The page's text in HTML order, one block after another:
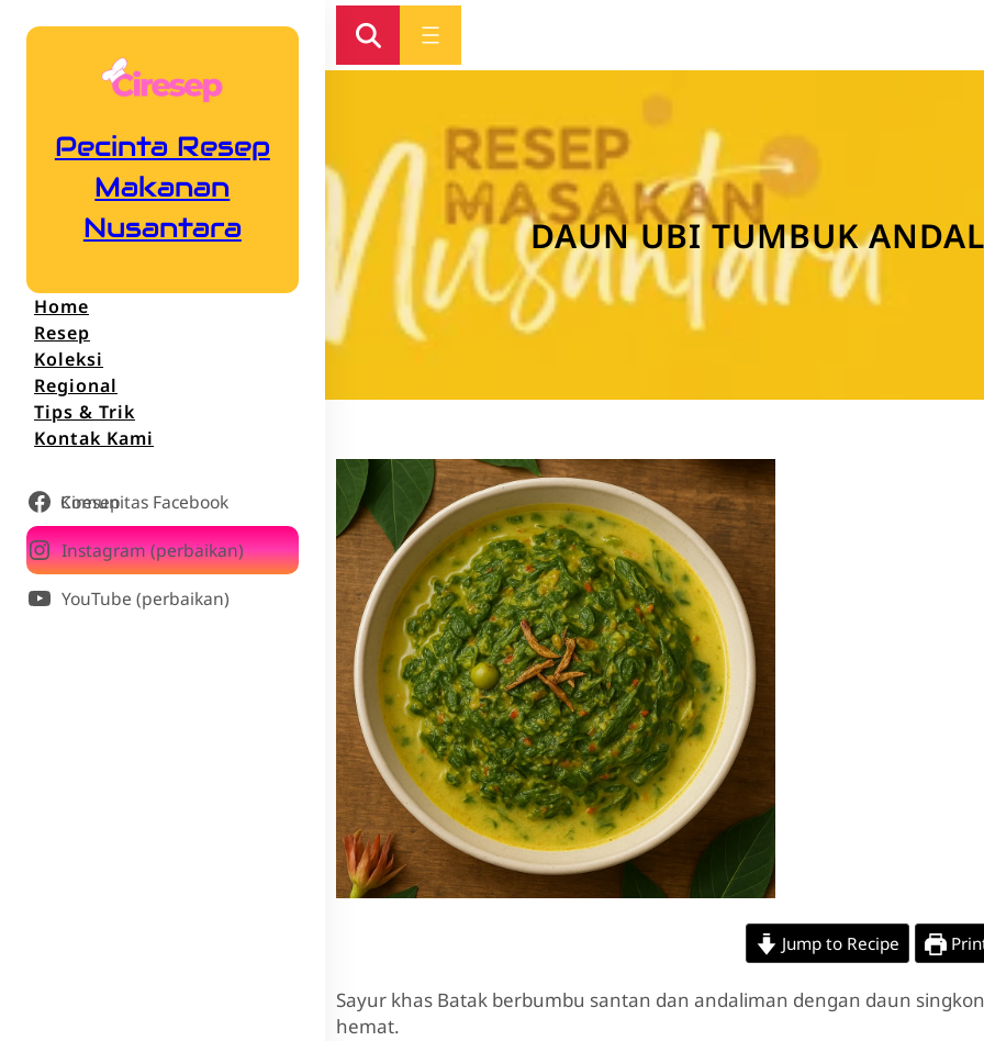
Pecinta Resep
Makanan
Nusantara
Home
Resep
Koleksi
Regional
Tips & Trik
Kontak Kami
Komunitas Facebook Ciresep
Instagram (perbaikan)
YouTube (perbaikan)
DAUN UBI TUMBUK
Jump to Recipe
Sayur khas Batak berbumbu santan dan andaliman dengan daun
hemat.